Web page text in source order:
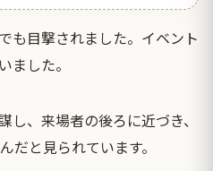
も目撃されました。イベント
ました。
し、来場者の後ろに近づき、
だと見られています。